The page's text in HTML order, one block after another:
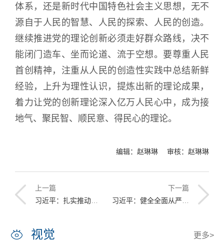
体系，还是新时代中国特色社会主义思想，无不
源自于人民的智慧、人民的探索、人民的创造。
继续推进党的理论创新必须走好群众路线，决不
能闭门造车、坐而论道、流于空想。要尊重人民
首创精神，注重从人民的创造性实践中总结新鲜
经验，上升为理性认识，提炼出新的理论成果，
着力让党的创新理论深入亿万人民心中，成为接
地气、聚民智、顺民意、得民心的理论。
编辑：赵琳琳 审核：赵琳琳
上一篇
习近平：扎实推动教育强国建设
下一篇
习近平：健全全面从严治党体系 推动新时代党的建设新的伟大工程向纵深发展
视觉 更多>